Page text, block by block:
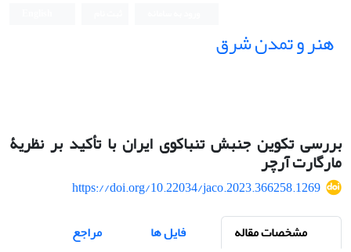
هنر و تمدن شرق
بررسی تکوین جنبش تنباکوی ایران با تأکید بر نظریۀ
مارگارت آرچر
https://doi.org/10.22034/jaco.2023.366258.1269
مشخصات مقاله
فایل ها
مراجع